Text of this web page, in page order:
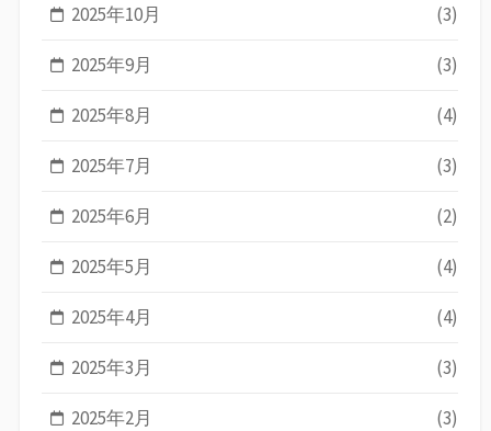
2025年10月 (3)
2025年9月 (3)
2025年8月 (4)
2025年7月 (3)
2025年6月 (2)
2025年5月 (4)
2025年4月 (4)
2025年3月 (3)
2025年2月 (3)